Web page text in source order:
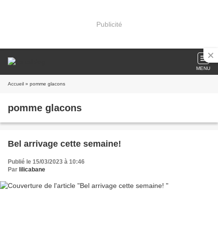
Publicité
MENU
Accueil » pomme glacons
pomme glacons
Bel arrivage cette semaine!
Publié le 15/03/2023 à 10:46
Par lilicabane